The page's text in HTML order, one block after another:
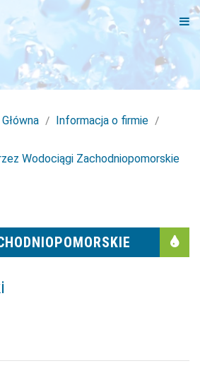
Informacja o firmie
Wodociągi Zachodniopomorskie